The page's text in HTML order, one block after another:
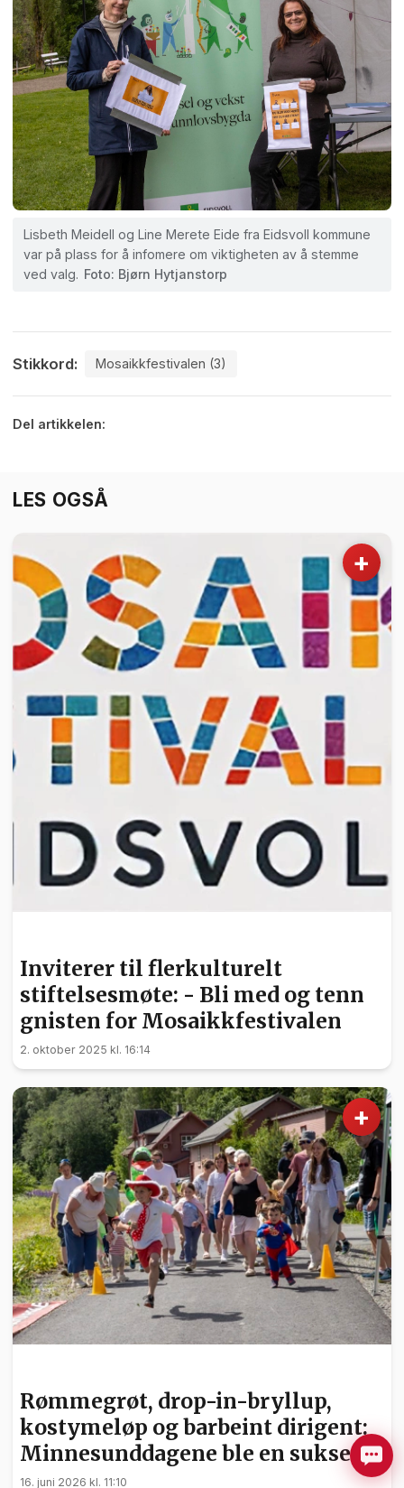
Lisbeth Meidell og Line Merete Eide fra Eidsvoll kommune
var på plass for å infomere om viktigheten av å stemme
ved valg. Foto: Bjørn Hytjanstorp
Stikkord: Mosaikkfestivalen (3)
Del artikkelen:
LES OGSÅ
+
Inviterer til flerkulturelt
stiftelsesmøte: - Bli med og tenn
gnisten for Mosaikkfestivalen
2. oktober 2025 kl. 16:14
+
Rømmegrøt, drop-in-bryllup,
kostymeløp og barbeint dirigent:
Minnesunddagene ble en suksess!
16. juni 2026 kl. 11:10